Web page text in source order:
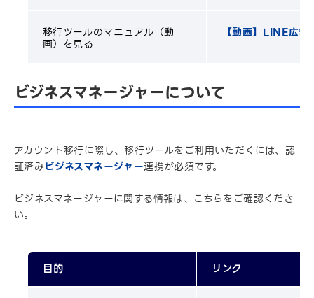
移行ツールのマニュアル（動
画）を見る
【動画】LINE広
ビジネスマネージャーについて
アカウント移行に際し、移行ツールをご利用いただくには、認
証済みビジネスマネージャー連携が必須です。
ビジネスマネージャーに関する情報は、こちらをご確認くださ
い。
目的 リンク